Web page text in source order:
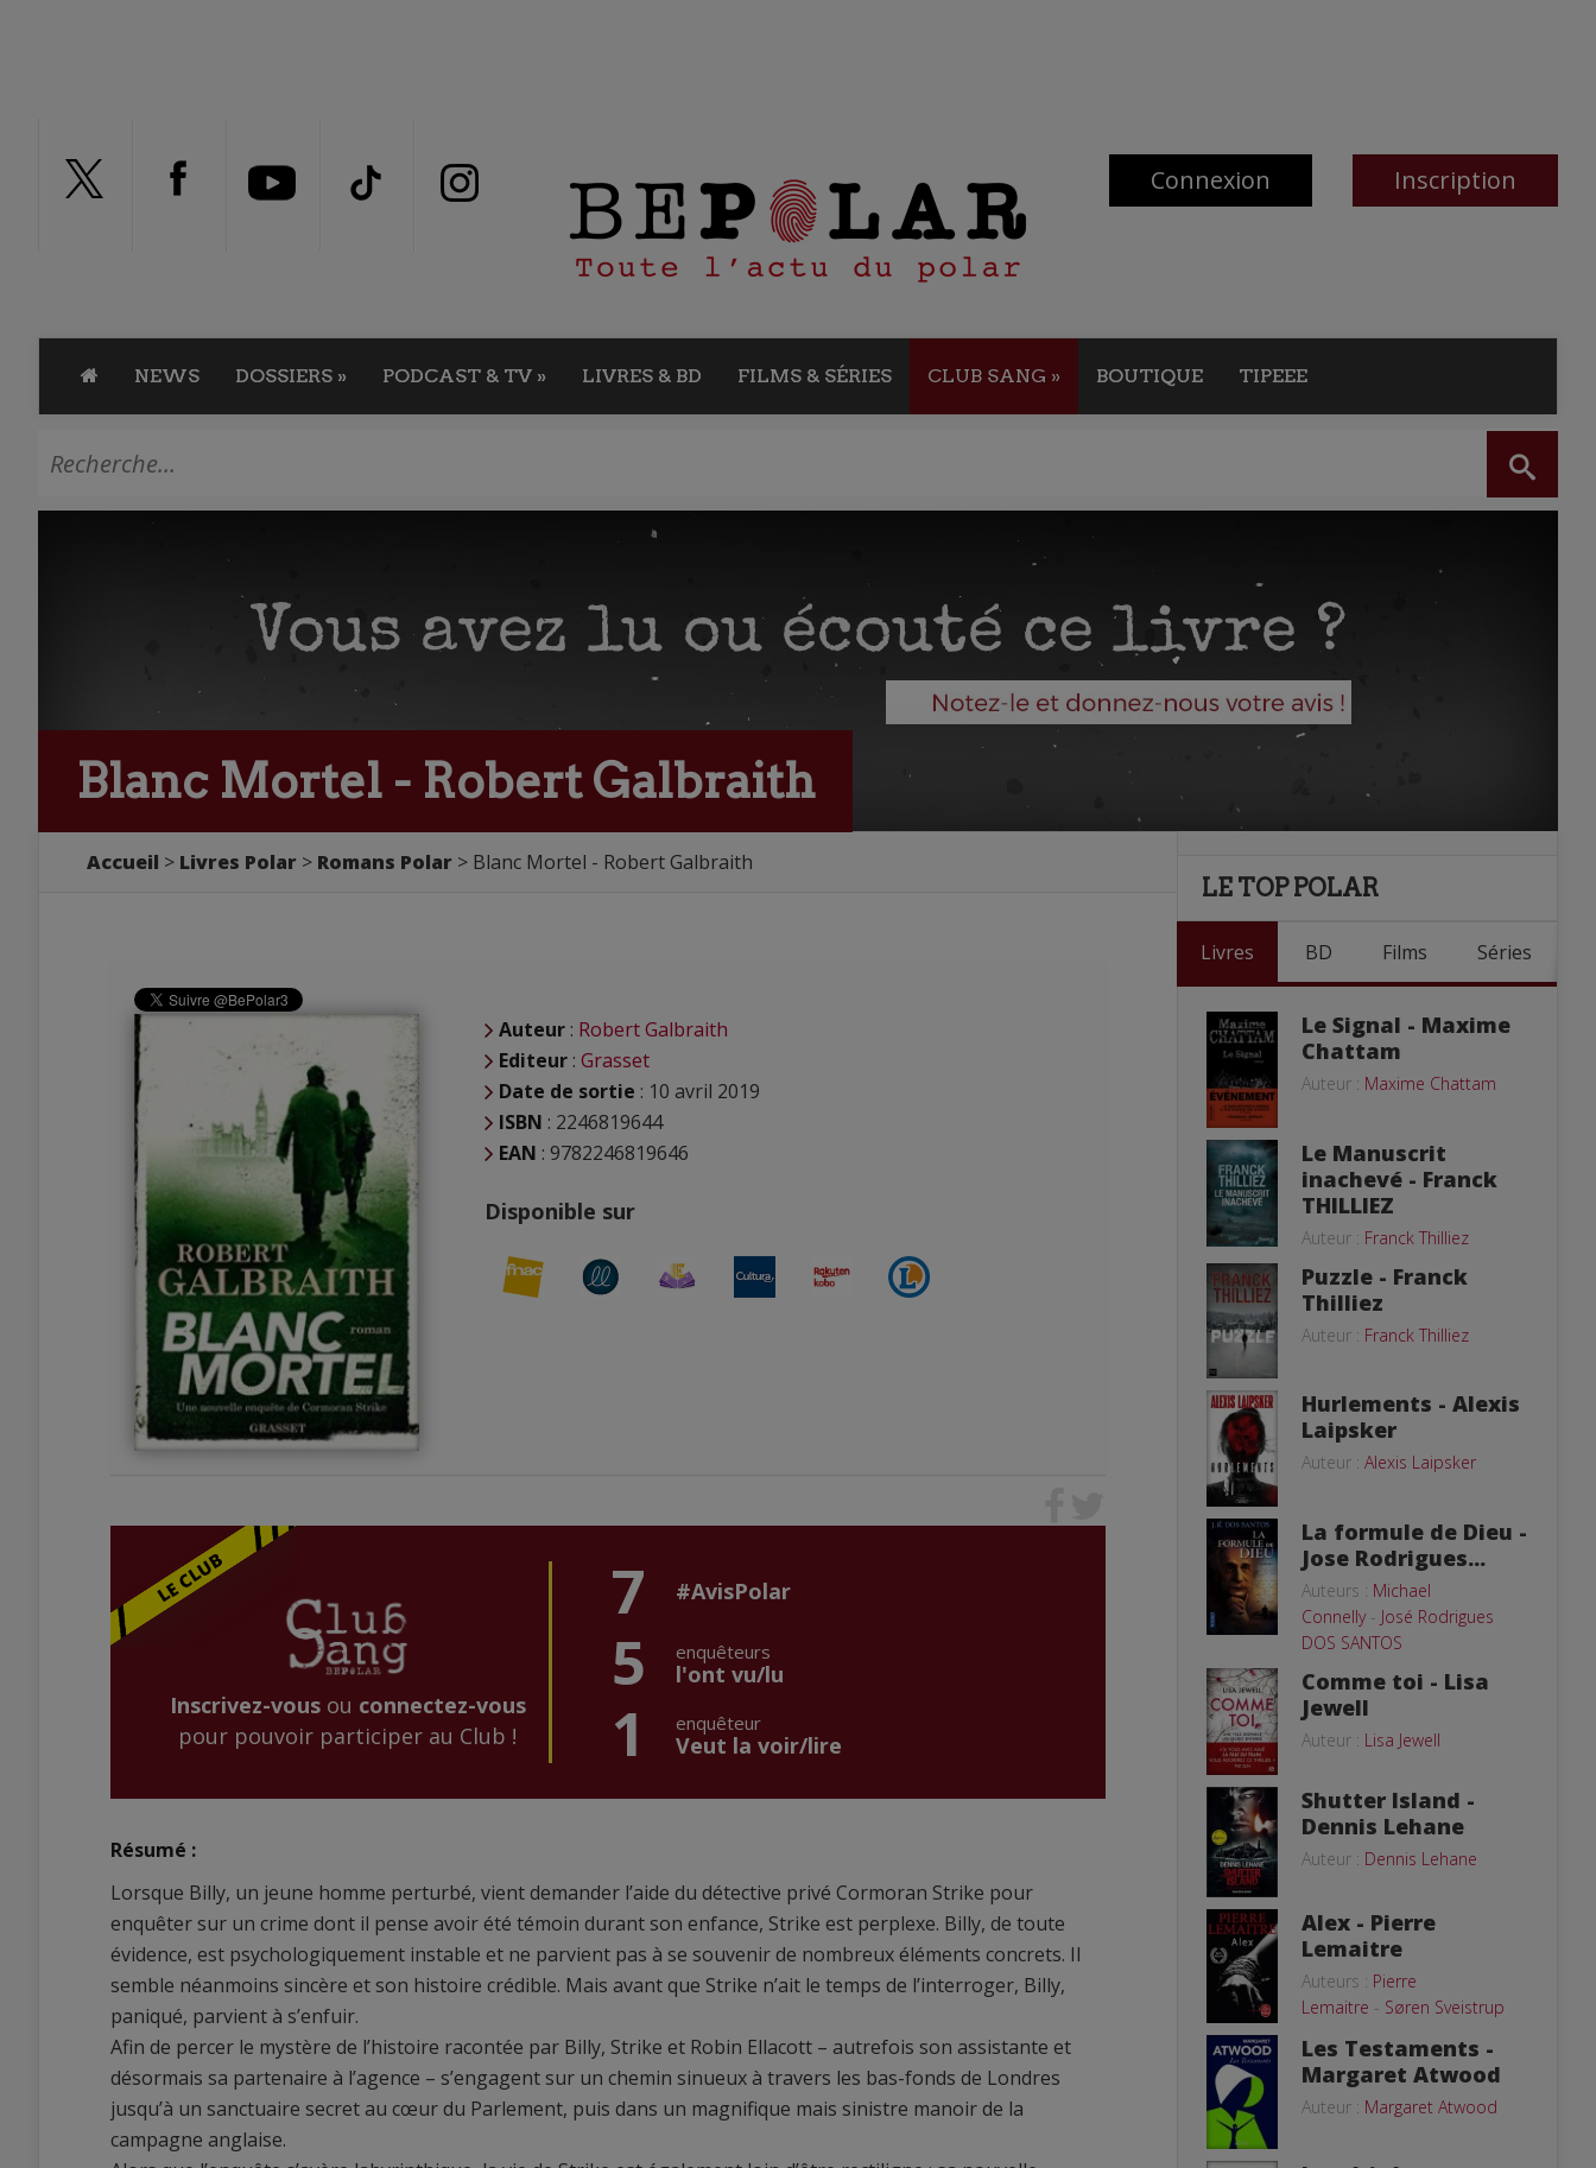
Connexion Inscription
NEWS DOSSIERS » PODCAST & TV » LIVRES & BD FILMS & SÉRIES CLUB SANG » BOUTIQUE TIPEEE
Blanc Mortel - Robert Galbraith
Accueil Livres Polar Romans Polar Blanc Mortel - Robert Galbraith
Auteur : Robert Galbraith
Editeur : Grasset
Date de sortie : 10 avril 2019
ISBN : 2246819644
EAN : 9782246819646
Disponible sur
Inscrivez-vousou connectez-vous
pour pouvoir participer au Club !
7 #AvisPolar
5 enquêteurs
l'ont vu/lu
1 enquêteur
Veut la voir/lire
Résumé :
Lorsque Billy, un jeune homme perturbé, vient demander l’aide du détective privé Cormoran Strike pour
enquêter sur un crime dont il pense avoir été témoin durant son enfance, Strike est perplexe. Billy, de toute
évidence, est psychologiquement instable et ne parvient pas à se souvenir de nombreux éléments concrets. Il
semble néanmoins sincère et son histoire crédible. Mais avant que Strike n’ait le temps de l’interroger, Billy,
paniqué, parvient à s’enfuir.
Afin de percer le mystère de l’histoire racontée par Billy, Strike et Robin Ellacott – autrefois son assistante et
désormais sa partenaire à l’agence – s’engagent sur un chemin sinueux à travers les bas-fonds de Londres
jusqu’à un sanctuaire secret au cœur du Parlement, puis dans un magnifique mais sinistre manoir de la
campagne anglaise.
LE TOP POLAR
Livres BD Films Séries
Le Signal - Maxime
Chattam
Auteur : Maxime Chattam
Le Manuscrit
inachevé - Franck
THILLIEZ
Auteur : Franck Thilliez
Puzzle - Franck
Thilliez
Auteur : Franck Thilliez
Hurlements - Alexis
Laipsker
Auteur : Alexis Laipsker
La formule de Dieu -
Jose Rodrigues...
Auteurs : Michael
Connelly- José Rodrigues
DOS SANTOS
Comme toi - Lisa
Jewell
Auteur : Lisa Jewell
Shutter Island -
Dennis Lehane
Auteur : Dennis Lehane
Alex - Pierre
Lemaitre
Auteurs : Pierre
Lemaitre - Søren Sveistrup
Les Testaments -
Margaret Atwood
Auteur : Margaret Atwood